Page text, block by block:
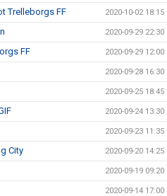
Trelleborgs FF 2020-10-02 18:15
2020-09-29 22:30
FF 2020-09-29 12:00
2020-09-28 16:30
2020-09-25 18:45
2020-09-24 13:30
2020-09-23 11:35
City 2020-09-20 14:25
2020-09-19 09:20
2020-09-14 17:00